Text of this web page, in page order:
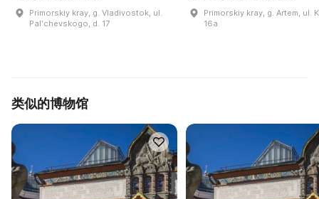
Primorskiy kray, g. Vladivostok, ul.
Palʹchevskogo, d. 17
Primorskiy kray, g. Artem, ul.
16a
类似的博物馆